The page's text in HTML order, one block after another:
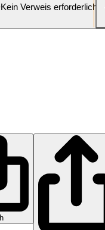
Kein Verweis erforderlich